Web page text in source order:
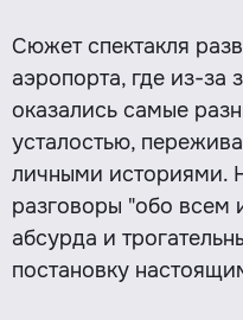
Сюжет спектакля
аэропорта, где из-за
оказались самые
усталостью,
личными историями.
разговоры "обо всем
абсурда и
постановку